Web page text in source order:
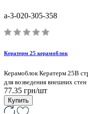
a-3-020-305-358
Кератерм 25 керамоблок
Керамоблок Кератерм 25В
для возведения внешних стен
77.35 грн/шт
Купить